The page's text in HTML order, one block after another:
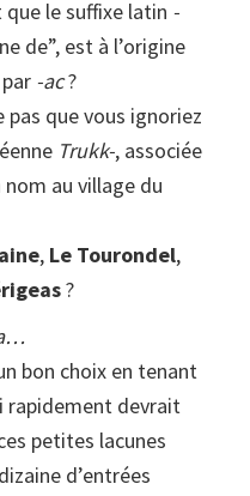
que le suffixe latin -
de”, est à l’origine
-ac?
que vous ignoriez
Trukk-, associée
au village du
, Le Tourondel,
?
bon choix en tenant
rapidement devrait
petites lacunes
d’entrées